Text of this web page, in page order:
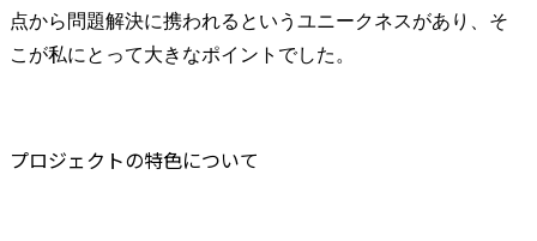
点から問題解決に携われるというユニークネスがあり、そ
こが私にとって大きなポイントでした。
プロジェクトの特色について